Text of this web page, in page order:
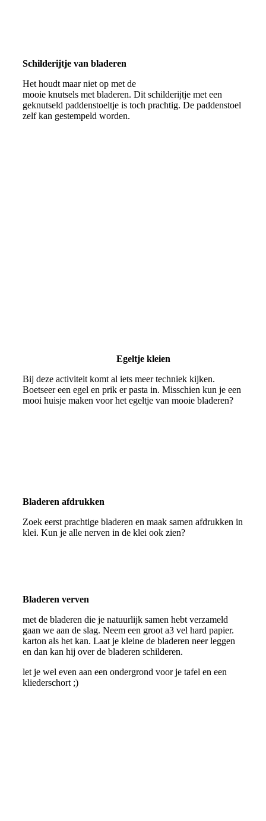
Schilderijtje van bladeren
Het houdt maar niet op met de
mooie knutsels met bladeren. Dit schilderijtje met een
geknutseld paddenstoeltje is toch prachtig. De paddenstoel
zelf kan gestempeld worden.
Egeltje kleien
Bij deze activiteit komt al iets meer techniek kijken.
Boetseer een egel en prik er pasta in. Misschien kun je een
mooi huisje maken voor het egeltje van mooie bladeren?
Bladeren afdrukken
Zoek eerst prachtige bladeren en maak samen afdrukken in
klei. Kun je alle nerven in de klei ook zien?
Bladeren verven
met de bladeren die je natuurlijk samen hebt verzameld
gaan we aan de slag. Neem een groot a3 vel hard papier.
karton als het kan. Laat je kleine de bladeren neer leggen
en dan kan hij over de bladeren schilderen.
let je wel even aan een ondergrond voor je tafel en een
kliederschort ;)